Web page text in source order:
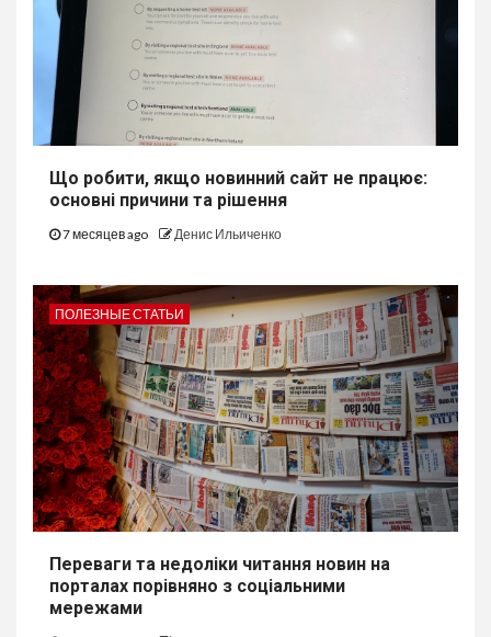
Що робити, якщо новинний сайт не працює:
основні причини та рішення
7 месяцев ago Денис Ильиченко
ПОЛЕЗНЫЕ СТАТЬИ
Переваги та недоліки читання новин на
порталах порівняно з соціальними
мережами